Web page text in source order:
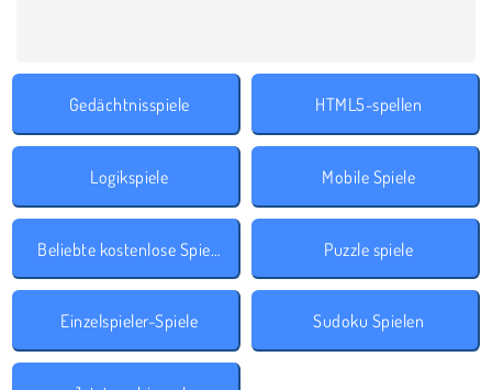
Gedächtnisspiele HTML5-spellen
Logikspiele Mobile Spiele
Beliebte kostenlose Spiele Puzzle spiele
Einzelspieler-Spiele Sudoku Spielen